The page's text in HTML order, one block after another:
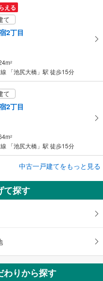
える
て
2丁目
2
「池尻大橋」駅 徒歩15分
て
2丁目
2
「池尻大橋」駅 徒歩15分
2丁目
ペース
「池尻大橋」駅 徒歩15分
中古一戸建てをもっと見る
て探す
わりから探す